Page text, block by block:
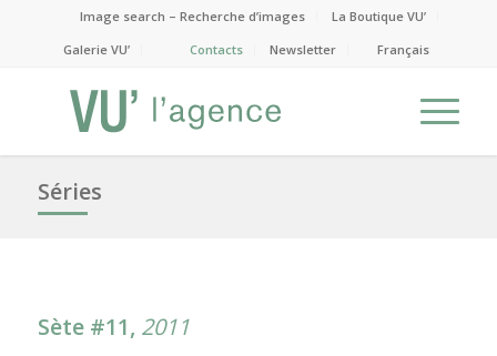
Image search – Recherche d’images
La Boutique VU’
Galerie VU’
Contacts Newsletter Français
Séries
Sète #11, 2011